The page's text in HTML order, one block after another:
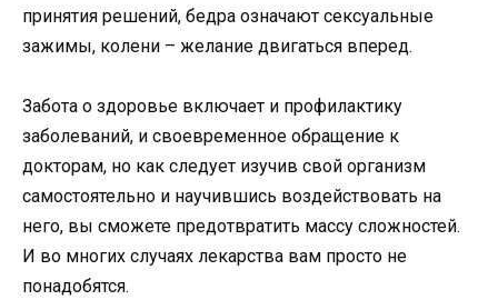
принятия решений, бедра означают сексуальные
зажимы, колени – желание двигаться вперед.
Забота о здоровье включает и профилактику
заболеваний, и своевременное обращение к
докторам, но как следует изучив свой организм
самостоятельно и научившись воздействовать на
него, вы сможете предотвратить массу сложностей.
И во многих случаях лекарства вам просто не
понадобятся.